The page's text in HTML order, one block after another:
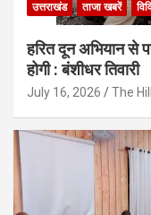
उत्तराखंड ताजा खबरें
हरित दून अभियान से
होगी : बंशीधर तिवारी
July 16, 2026 The